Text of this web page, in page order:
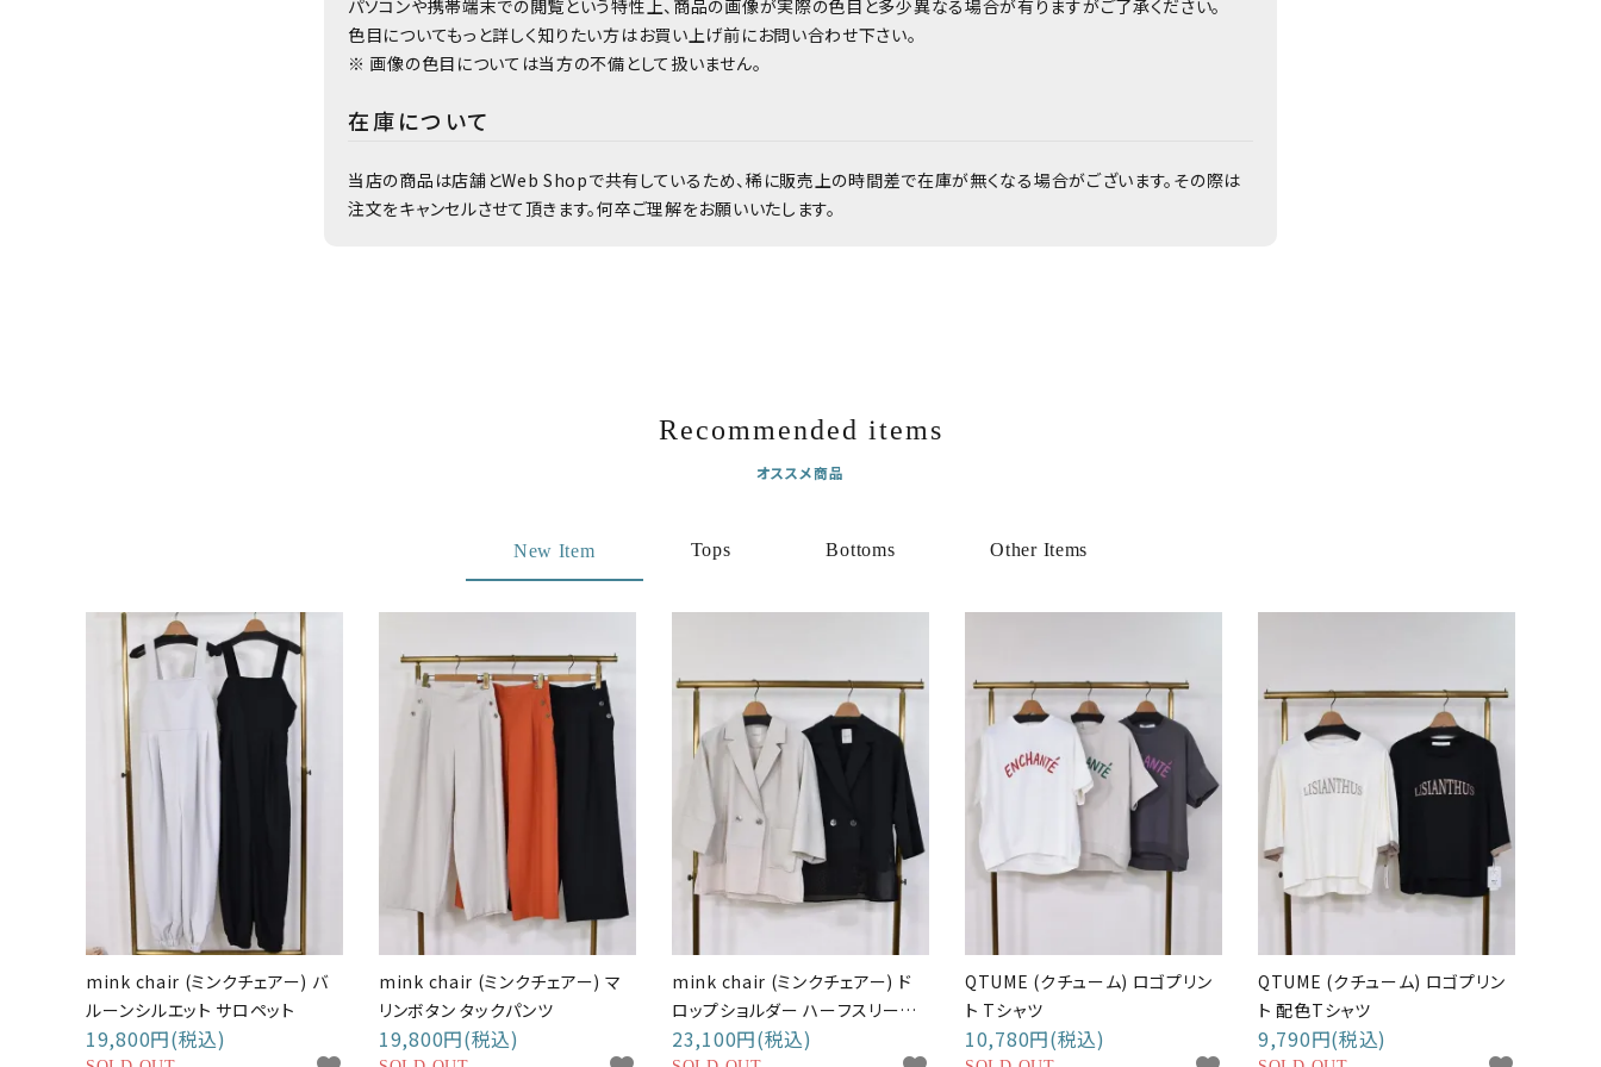
パソコンや携帯端末での閲覧という特性上、商品の画像が実際の色目と多少異なる場合が有りますがご了承ください。
色目についてもっと詳しく知りたい方はお買い上げ前にお問い合わせ下さい。
※ 画像の色目については当方の不備として扱いません。
在庫について
当店の商品は店舗とWeb Shopで共有しているため、稀に販売上の時間差で在庫が無くなる場合がございます。その際は
注文をキャンセルさせて頂きます。何卒ご理解をお願いいたします。
Recommended items
オススメ商品
New Item Tops Bottoms Other Items
mink chair (ミンクチェアー) バ
ルーンシルエット サロペット
19,800円(税込)
mink chair (ミンクチェアー) マ
リンボタン タックパンツ
19,800円(税込)
mink chair (ミンクチェアー) ド
ロップショルダー ハーフスリーブ
ジャケット
23,100円(税込)
QTUME (クチューム) ロゴプリン
ト Tシャツ
10,780円(税込)
QTUME (クチューム) ロゴプリン
ト 配色Tシャツ
9,790円(税込)